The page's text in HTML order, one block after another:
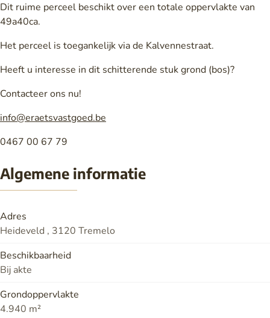
Dit ruime perceel beschikt over een totale oppervlakte van
49a40ca.
Het perceel is toegankelijk via de Kalvennestraat.
Heeft u interesse in dit schitterende stuk grond (bos)?
Contacteer ons nu!
info@eraetsvastgoed.be
0467 00 67 79
Algemene informatie
Adres
Heideveld , 3120 Tremelo
Beschikbaarheid
Bij akte
Grondoppervlakte
4.940 m²